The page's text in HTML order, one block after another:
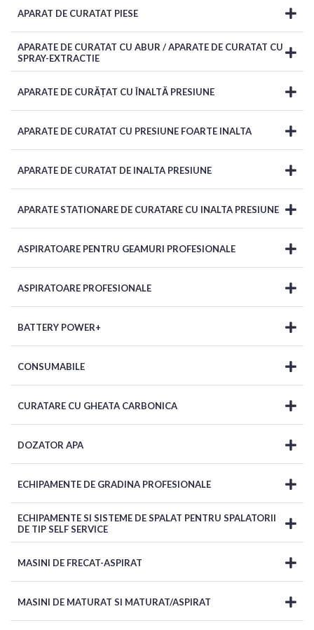
APARAT DE CURATAT PIESE
APARATE DE CURATAT CU ABUR / APARATE DE CURATAT CU
SPRAY-EXTRACTIE
APARATE DE CURĂȚAT CU ÎNALTĂ PRESIUNE
APARATE DE CURATAT CU PRESIUNE FOARTE INALTA
APARATE DE CURATAT DE INALTA PRESIUNE
APARATE STATIONARE DE CURATARE CU INALTA PRESIUNE
ASPIRATOARE PENTRU GEAMURI PROFESIONALE
ASPIRATOARE PROFESIONALE
BATTERY POWER+
CONSUMABILE
CURATARE CU GHEATA CARBONICA
DOZATOR APA
ECHIPAMENTE DE GRADINA PROFESIONALE
ECHIPAMENTE SI SISTEME DE SPALAT PENTRU SPALATORII
DE TIP SELF SERVICE
MASINI DE FRECAT-ASPIRAT
MASINI DE MATURAT SI MATURAT/ASPIRAT